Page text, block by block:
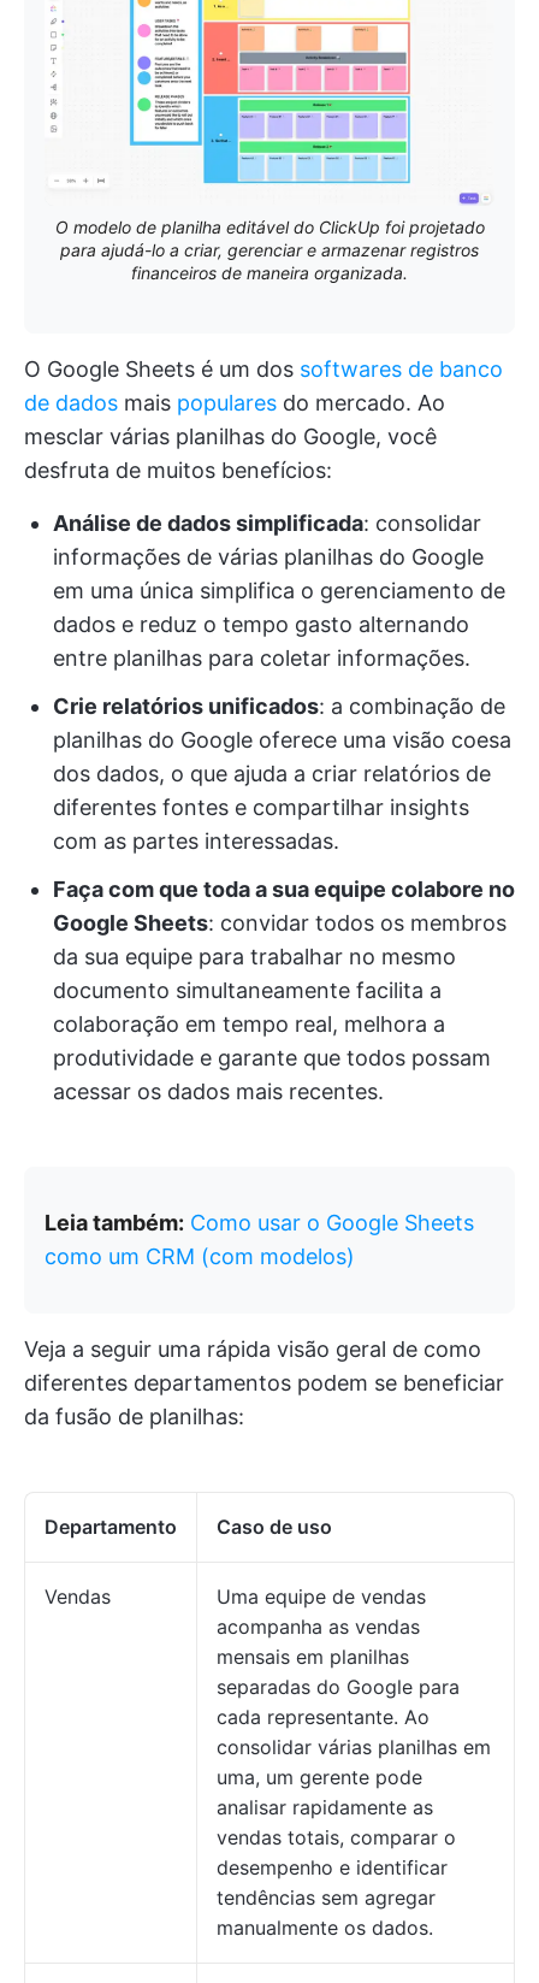
O modelo de planilha editável do ClickUp foi projetado
para ajudá-lo a criar, gerenciar e armazenar registros
financeiros de maneira organizada.
O Google Sheets é um dos softwares de banco
de dados mais populares do mercado. Ao
mesclar várias planilhas do Google, você
desfruta de muitos benefícios:
Análise de dados simplificada: consolidar
informações de várias planilhas do Google
em uma única simplifica o gerenciamento de
dados e reduz o tempo gasto alternando
entre planilhas para coletar informações.
Crie relatórios unificados: a combinação de
planilhas do Google oferece uma visão coesa
dos dados, o que ajuda a criar relatórios de
diferentes fontes e compartilhar insights
com as partes interessadas.
Faça com que toda a sua equipe colabore no
Google Sheets: convidar todos os membros
da sua equipe para trabalhar no mesmo
documento simultaneamente facilita a
colaboração em tempo real, melhora a
produtividade e garante que todos possam
acessar os dados mais recentes.
Leia também: Como usar o Google Sheets
como um CRM (com modelos)
Veja a seguir uma rápida visão geral de como
diferentes departamentos podem se beneficiar
da fusão de planilhas:
Departamento Caso de uso
Vendas
Uma equipe de vendas
acompanha as vendas
mensais em planilhas
separadas do Google para
cada representante. Ao
consolidar várias planilhas em
uma, um gerente pode
analisar rapidamente as
vendas totais, comparar o
desempenho e identificar
tendências sem agregar
manualmente os dados.